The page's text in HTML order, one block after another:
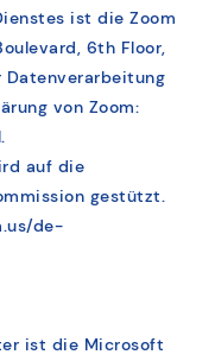
ist die Zoom
6th Floor,
Datenverarbeitung
von Zoom:
auf die
gestützt.
de-
ist die Microsoft